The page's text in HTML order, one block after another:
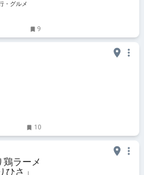
・旅行・グルメ
9
10
ラーメ
さ」